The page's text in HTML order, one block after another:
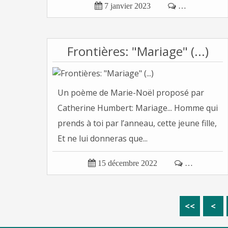
 7 janvier 2023  …
Frontières: "Mariage" (...)
Un poème de Marie-Noël proposé par
Catherine Humbert: Mariage... Homme qui
prends à toi par l’anneau, cette jeune fille,
Et ne lui donneras que...
 15 décembre 2022  …
<< <